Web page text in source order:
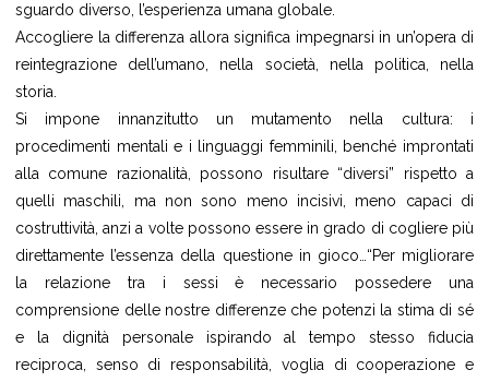
sguardo diverso, l’esperienza umana globale.
Accogliere la differenza allora significa impegnarsi in un’opera di
reintegrazione dell’umano, nella società, nella politica, nella
storia.
Si impone innanzitutto un mutamento nella cultura: i
procedimenti mentali e i linguaggi femminili, benché improntati
alla comune razionalità, possono risultare “diversi” rispetto a
quelli maschili, ma non sono meno incisivi, meno capaci di
costruttività, anzi a volte possono essere in grado di cogliere più
direttamente l’essenza della questione in gioco…“Per migliorare
la relazione tra i sessi è necessario possedere una
comprensione delle nostre differenze che potenzi la stima di sé
e la dignità personale ispirando al tempo stesso fiducia
reciproca, senso di responsabilità, voglia di cooperazione e